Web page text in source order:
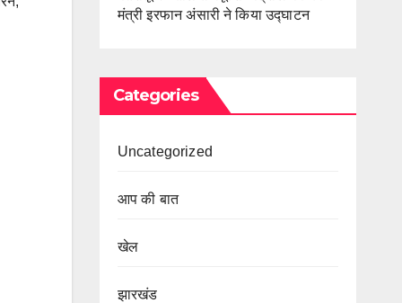
मंत्री इरफान अंसारी ने किया उद्घाटन
Categories
Uncategorized
आप की बात
खेल
झारखंड